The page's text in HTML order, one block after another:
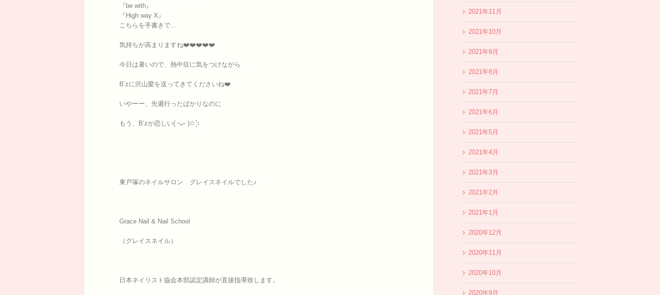
『be with』
『High way X』
こちらを手書きで…
気持ちが高まりますね❤️‍❤️‍❤️‍❤️‍❤️‍
今日は暑いので、熱中症に気をつけながら
B’zに沢山愛を送ってきてくださいね❤️‍
いやーー、先週行ったばかりなのに
もう、B’zが恋しい( ᵕᴗᵕ )✩⡱
東戸塚のネイルサロン グレイスネイルでした♪
Grace Nail & Nail School
（グレイスネイル）
日本ネイリスト協会本部認定講師が直接指導致します。
2021年11月
2021年10月
2021年9月
2021年8月
2021年7月
2021年6月
2021年5月
2021年4月
2021年3月
2021年2月
2021年1月
2020年12月
2020年11月
2020年10月
2020年9月